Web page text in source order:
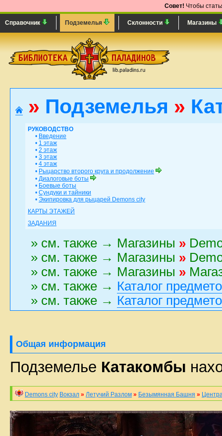
Совет! Чтобы
Справочник Подземелья Склонности Магазины
» Подземелья »
РУКОВОДСТВО
• Введение
• 1 этаж
• 2 этаж
• 3 этаж
• 4 этаж
• Рыцарство второго круга и продолжение
• Диалоговые боты
• Боевые боты
• Сундуки и тайники
• Экипировка для рыцарей Demons city
КАРТЫ ЭТАЖЕЙ
ЗАДАНИЯ
» см. также → Магазины »
» см. также → Магазины »
» см. также → Магазины »
» см. также → Каталог
» см. также → Каталог
Общая информация
Подземелье Катакомбы
Demons city Вокзал » Летучий Разлом » Безымянная Башня »